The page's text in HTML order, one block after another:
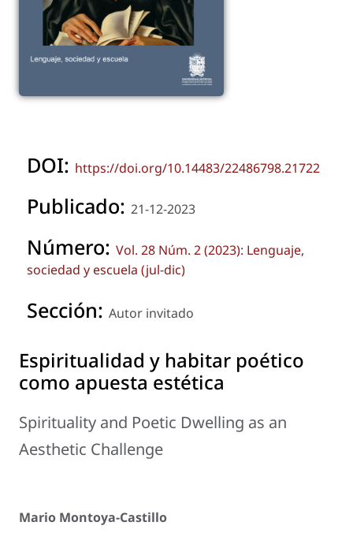
DOI: https://doi.org/10.14483/22486798.21722
Publicado: 21-12-2023
Número: Vol. 28 Núm. 2 (2023): Lenguaje,
sociedad y escuela (jul-dic)
Sección: Autor invitado
Espiritualidad y habitar poético
como apuesta estética
Spirituality and Poetic Dwelling as an
Aesthetic Challenge
Mario Montoya-Castillo